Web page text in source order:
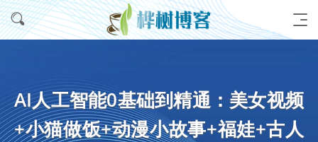
AI人工智能0基础到精通：美女视频
+小猫做饭+动漫小故事+福娃+古人